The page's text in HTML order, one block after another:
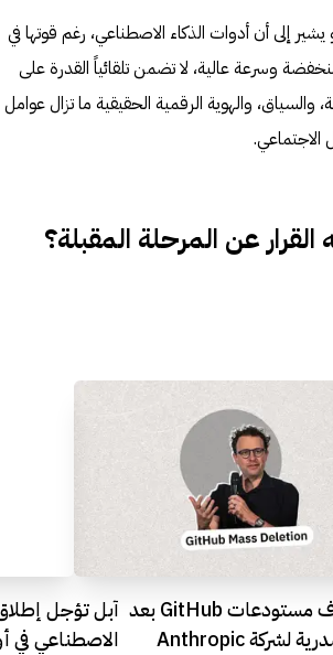
إلى أن أدوات الذكاء الاصطناعي، رغم قوتها في
وسرعة عالية، لا تضمن تلقائياً القدرة على
والسياق، والهوية الرقمية الحقيقية ما تزال عوامل
الاجتماعي.
عن المرحلة المقبلة؟
حذف جماعي لآلاف مستودعات GitHub بعد
تسريب شيفرة مصدرية لشركة Anthropic
الاصطناعي في